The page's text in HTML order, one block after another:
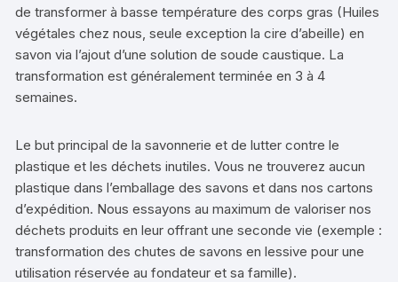
de transformer à basse température des corps gras (Huiles
végétales chez nous, seule exception la cire d’abeille) en
savon via l’ajout d’une solution de soude caustique. La
transformation est généralement terminée en 3 à 4
semaines.
Le but principal de la savonnerie et de lutter contre le
plastique et les déchets inutiles. Vous ne trouverez aucun
plastique dans l’emballage des savons et dans nos cartons
d’expédition. Nous essayons au maximum de valoriser nos
déchets produits en leur offrant une seconde vie (exemple :
transformation des chutes de savons en lessive pour une
utilisation réservée au fondateur et sa famille).